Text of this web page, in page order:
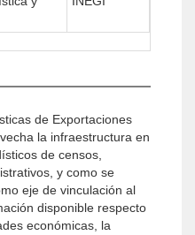
de Exportaciones
la infraestructura en
de censos,
y como se
eje de vinculación al
disponible respecto
económicas, la